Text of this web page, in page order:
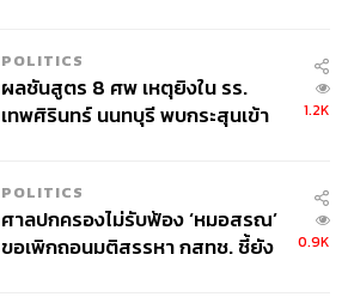
711
POLITICS
ผลชันสูตร 8 ศพ เหตุยิงใน รร.
เทพศิรินทร์ นนทบุรี พบกระสุนเข้า
1.2K
POLITICS
ศาลปกครองไม่รับฟ้อง ‘หมอสรณ’
ขอเพิกถอนมติสรรหา กสทช. ชี้ยัง
0.9K